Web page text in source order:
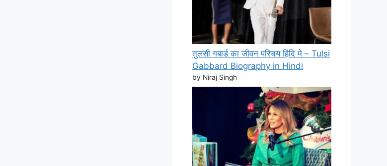
तुलसी गबार्ड का जीवन परिचय हिंदि मे – Tulsi
Gabbard Biography in Hindi
by Niraj Singh